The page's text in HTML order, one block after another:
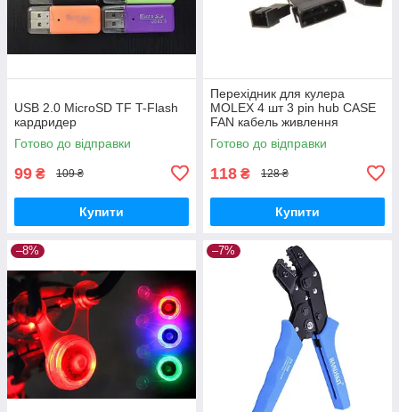
USB 2.0 MicroSD TF T-Flash
кардридер
Готово до відправки
99 ₴ 109 ₴
Купити
Перехідник для кулера
MOLEX 4 шт 3 pin hub CASE
FAN кабель живлення
Готово до відправки
118 ₴ 128 ₴
Купити
–8% –7%